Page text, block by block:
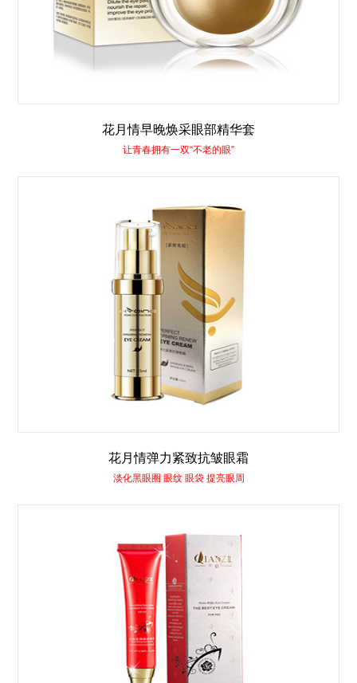
花月情早晚焕采眼部精华套
让青春拥有一双“不老的眼”
花月情弹力紧致抗皱眼霜
淡化黑眼圈 眼纹 眼袋 提亮眼周